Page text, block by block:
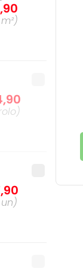
,90
m²)
,90
)
,90
un)